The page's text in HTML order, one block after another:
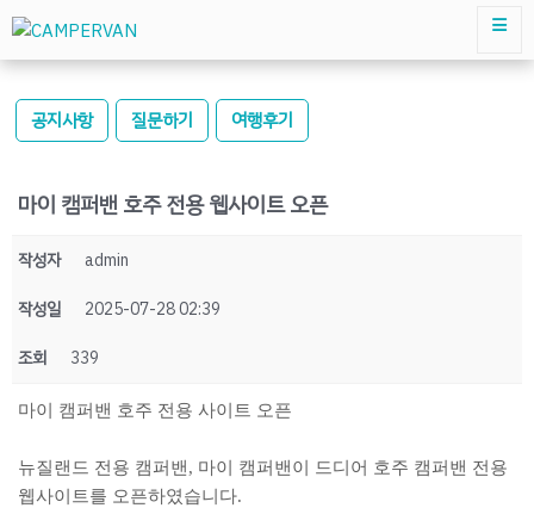
공지사항 질문하기 여행후기
마이 캠퍼밴 호주 전용 웹사이트 오픈
작성자
admin
작성일
2025-07-28 02:39
조회
339
마이 캠퍼밴 호주 전용 사이트 오픈
뉴질랜드 전용 캠퍼밴, 마이 캠퍼밴이 드디어 호주 캠퍼밴 전용
웹사이트를 오픈하였습니다.